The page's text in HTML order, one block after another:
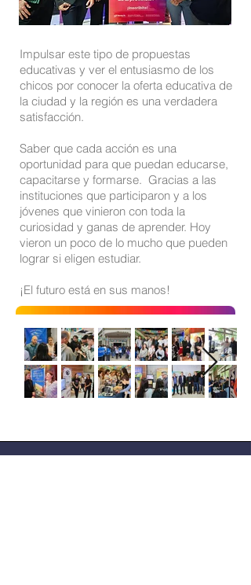
Impulsar este tipo de propuestas
educativas y ver el entusiasmo de los
chicos por conocer la oferta educativa de
la ciudad y la región es una verdadera
satisfacción.
Saber que cada acción es una
oportunidad para que puedan educarse,
capacitarse y formarse. Gracias a las
instituciones que participaron y a los
jóvenes que vinieron con toda la
curiosidad y ganas de aprender. Hoy
vieron un poco de lo mucho que pueden
lograr si eligen estudiar.
¡El futuro está en sus manos!